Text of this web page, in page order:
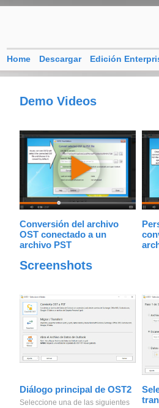
Demo Videos
Conversión del archivo
OST conectado a un
archivo PST
Screenshots
Diálogo principal de OST2
Seleccione una de las siguientes
Home Descargar Edición